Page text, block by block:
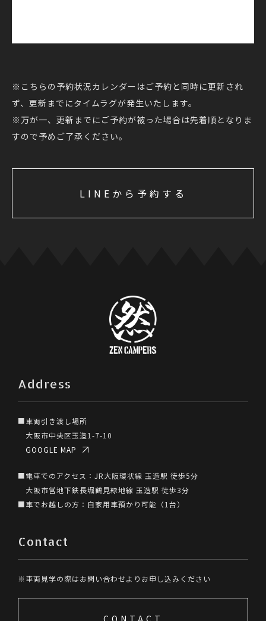
※こちらの予約状況カレンダーはご予約と同時に更新され
ず、更新までにタイムラグが発生いたします。
※万が一、更新までにご予約が被った場合は先着順となりま
すので予めご了承ください。
LINEから予約する
Address
■車両引き渡し場所
大阪市中央区玉造1-7-10
GOOGLE MAP
■電車でのアクセス：JR大阪環状線 玉造駅 徒歩5分
大阪市営地下鉄長堀鶴見緑地線 玉造駅 徒歩3分
■車でお越しの方：自家用車預かり可能（1台）
Contact
※車両見学の際はお問い合わせよりお申し込みください